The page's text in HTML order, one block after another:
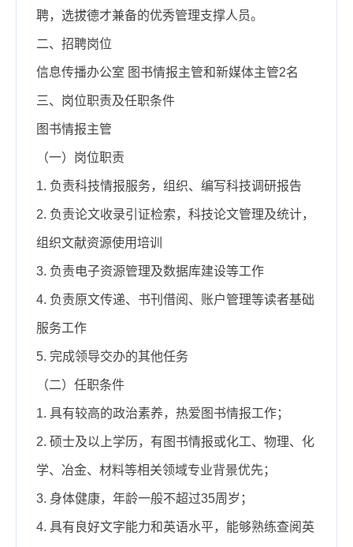
聘，选拔德才兼备的优秀管理支撑人员。
二、招聘岗位
信息传播办公室 图书情报主管和新媒体主管2名
三、岗位职责及任职条件
图书情报主管
（一）岗位职责
1. 负责科技情报服务，组织、编写科技调研报告
2. 负责论文收录引证检索，科技论文管理及统计，
组织文献资源使用培训
3. 负责电子资源管理及数据库建设等工作
4. 负责原文传递、书刊借阅、账户管理等读者基础
服务工作
5. 完成领导交办的其他任务
（二）任职条件
1. 具有较高的政治素养，热爱图书情报工作；
2. 硕士及以上学历，有图书情报或化工、物理、化
学、冶金、材料等相关领域专业背景优先；
3. 身体健康，年龄一般不超过35周岁；
4. 具有良好文字能力和英语水平，能够熟练查阅英